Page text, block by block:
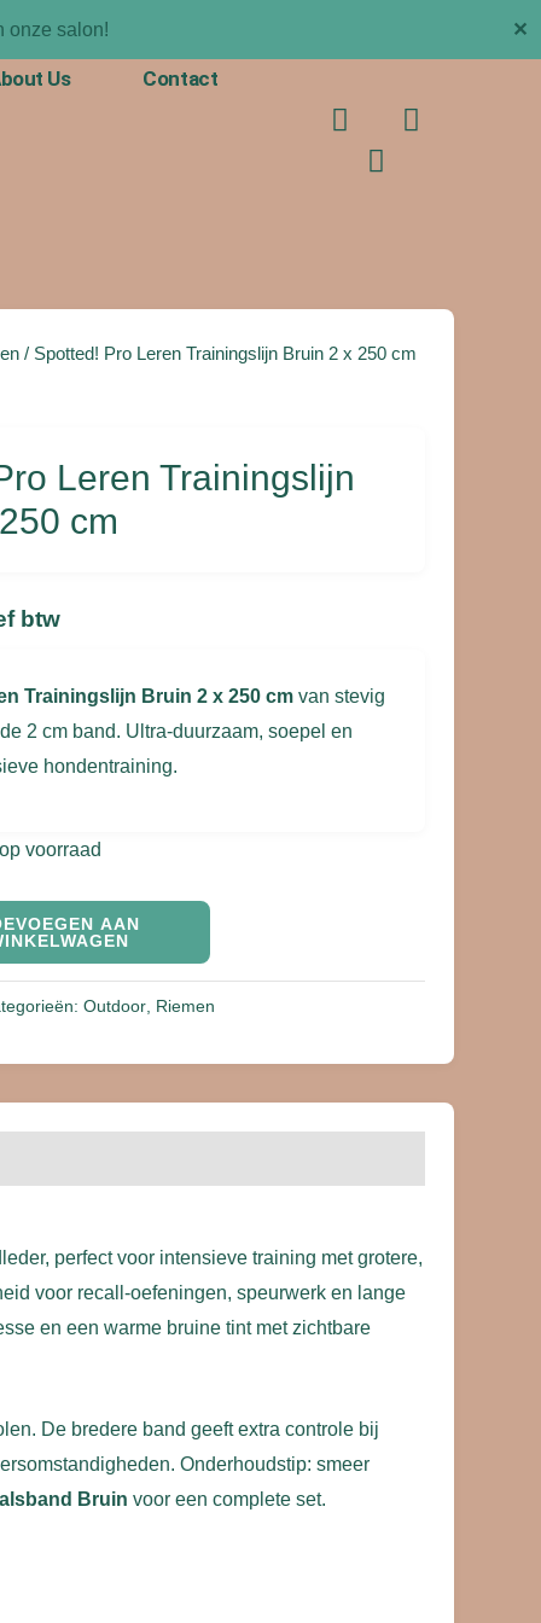
onze salon! ✕
Us Contact
F
I
m
i
k
/ Spotted! Pro Leren Trainingslijn Bruin 2 x 250 cm
Leren Trainingslijn
cm
btw
Trainingslijn Bruin 2 x 250 cm van stevig
2 cm band. Ultra-duurzaam, soepel en
hondentraining.
voorraad
AAN
Outdoor Riemen
perfect voor intensieve training met grotere,
voor recall-oefeningen, speurwerk en lange
en een warme bruine tint met zichtbare
De bredere band geeft extra controle bij
Onderhoudstip: smeer
Bruin voor een complete set.